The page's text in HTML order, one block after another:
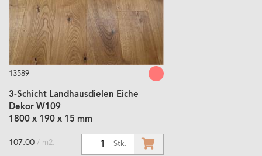
13589
3-Schicht Landhausdielen Eiche
Dekor W109
1800 x 190 x 15 mm
Stk.
107.00 / m2.